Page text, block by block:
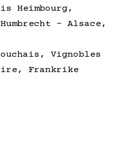
Heimbourg,
– Alsace,
Vignobles
Frankrike